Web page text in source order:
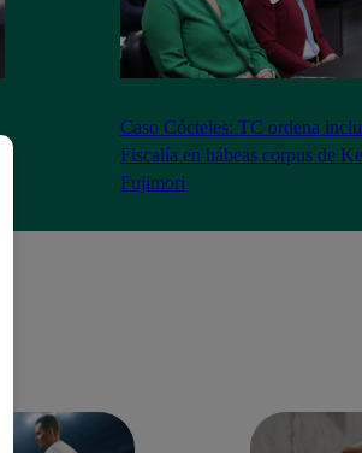
Caso Cócteles: TC ordena
Fiscalía en hábeas corpus de
Fujimori